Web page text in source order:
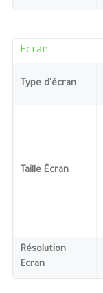
Ecran
Type d'écran
Taille Écran
Résolution
Ecran